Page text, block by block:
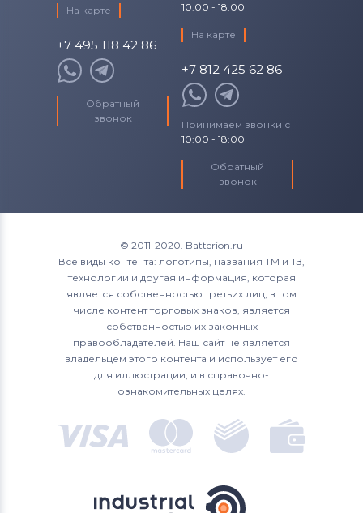
На карте
+7 495 118 42 86
Обратный
звонок
10:00 - 18:00
На карте
+7 812 425 62 86
Принимаем звонки с
10:00 - 18:00
Обратный
звонок
© 2011-2020. Batterion.ru
Все виды контента: логотипы, названия ТМ и ТЗ,
технологии и другая информация, которая
является собственностью третьих лиц, в том
числе контент торговых знаков, является
собственностью их законных
правообладателей. Наш сайт не является
владельцем этого контента и использует его
для иллюстрации, и в справочно-
ознакомительных целях.